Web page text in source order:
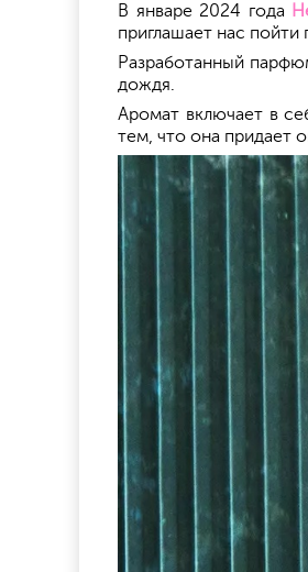
В январе 2024 года
приглашает нас
Разработанный
дождя.
Аромат включает в
тем, что она придает